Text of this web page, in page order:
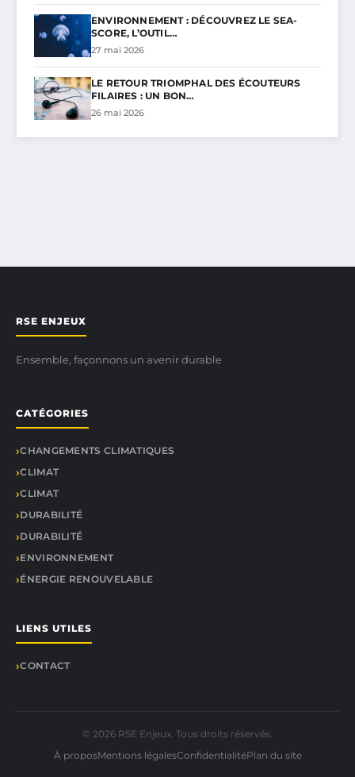
ENVIRONNEMENT : DÉCOUVREZ LE SEA-
SCORE, L’OUTIL…
27 mai 2026
LE RETOUR TRIOMPHAL DES ÉCOUTEURS
FILAIRES : UN BON…
26 mai 2026
RSE ENJEUX
Ensemble, façonnons un avenir durable
CATÉGORIES
CHANGEMENTS CLIMATIQUES
CLIMAT
CLIMAT
DURABILITÉ
DURABILITÉ
ENVIRONNEMENT
ÉNERGIE RENOUVELABLE
LIENS UTILES
CONTACT
© 2026 RSE Enjeux. Tous droits réservés.
À proposMentions légalesConfidentialitéPlan du site